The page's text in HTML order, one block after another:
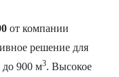
от компании
решение для
до 900 м3. Высокое